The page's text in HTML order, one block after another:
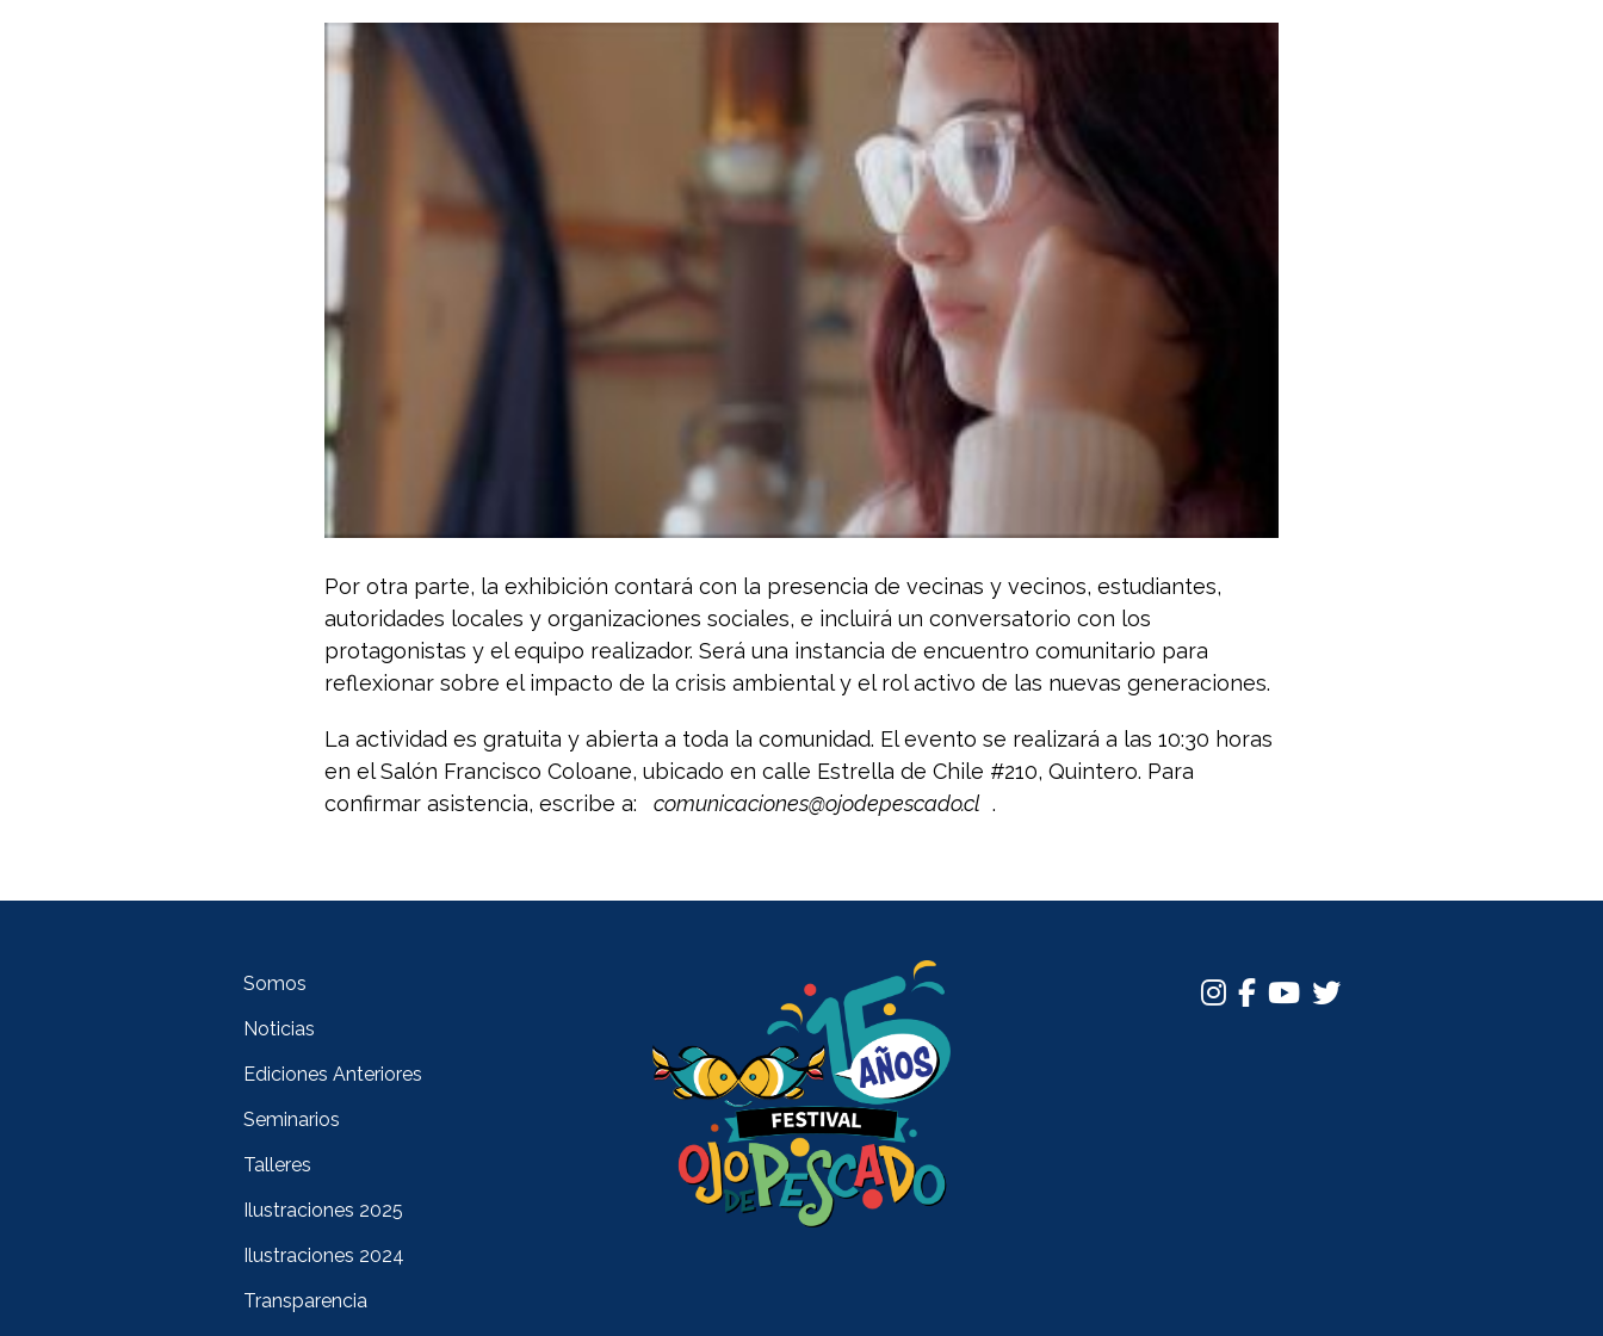
Por otra parte, la exhibición contará con la presencia de vecinas y vecinos, estudiantes,
autoridades locales y organizaciones sociales, e incluirá un conversatorio con los
protagonistas y el equipo realizador. Será una instancia de encuentro comunitario para
reflexionar sobre el impacto de la crisis ambiental y el rol activo de las nuevas generaciones.
La actividad es gratuita y abierta a toda la comunidad. El evento se realizará a las 10:30 horas
en el Salón Francisco Coloane, ubicado en calle Estrella de Chile #210, Quintero. Para
confirmar asistencia, escribe a:
comunicaciones@ojodepescado.cl .
Somos
Noticias
Ediciones Anteriores
Seminarios
Talleres
Ilustraciones 2025
Ilustraciones 2024
Transparencia